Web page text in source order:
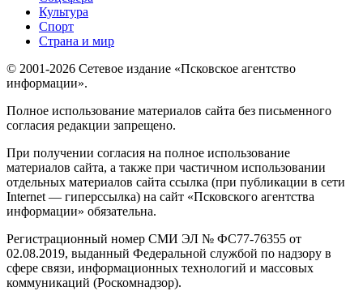
Культура
Спорт
Страна и мир
© 2001-2026 Сетевое издание «Псковское агентство
информации».
Полное использование материалов сайта без письменного
согласия редакции запрещено.
При получении согласия на полное использование
материалов сайта, а также при частичном использовании
отдельных материалов сайта ссылка (при публикации в сети
Internet — гиперссылка) на сайт «Псковского агентства
информации» обязательна.
Регистрационный номер СМИ ЭЛ № ФС77-76355 от
02.08.2019, выданный Федеральной службой по надзору в
сфере связи, информационных технологий и массовых
коммуникаций (Роскомнадзор).